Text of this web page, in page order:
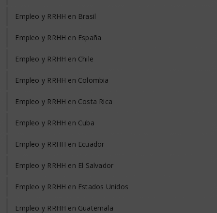
Empleo y RRHH en Brasil
Empleo y RRHH en España
Empleo y RRHH en Chile
Empleo y RRHH en Colombia
Empleo y RRHH en Costa Rica
Empleo y RRHH en Cuba
Empleo y RRHH en Ecuador
Empleo y RRHH en El Salvador
Empleo y RRHH en Estados Unidos
Empleo y RRHH en Guatemala